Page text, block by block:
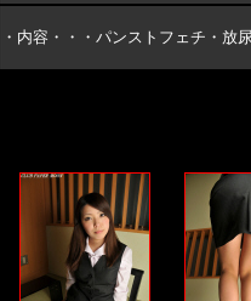
・内容・・・パンストフェチ・放